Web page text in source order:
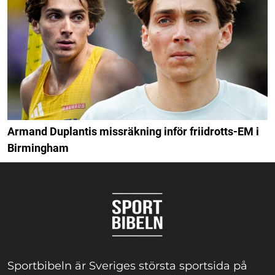
Armand Duplantis missräkning inför friidrotts-EM i
Birmingham
Sportbibeln är Sveriges största sportsida på